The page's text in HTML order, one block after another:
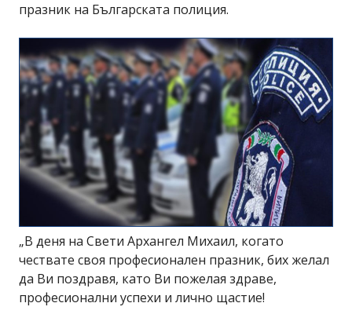
празник на Българската полиция.
„В деня на Свети Архангел Михаил, когато
чествате своя професионален празник, бих желал
да Ви поздравя, като Ви пожелая здраве,
професионални успехи и лично щастие!